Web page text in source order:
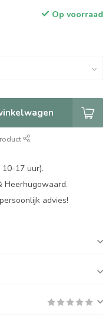
Op voorraad
17 uur).
Heerhugowaard.
advies!